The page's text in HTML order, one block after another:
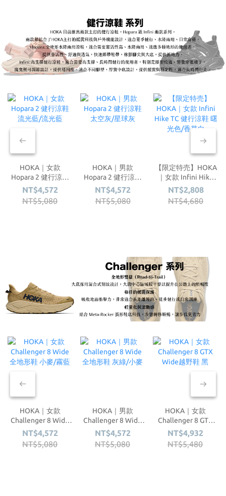
HOKA｜女款
Hopara 2 健行涼鞋
流光藍/流光藍
NT$4,572
NT$5,080
HOKA｜男款
Hopara 2 健行涼鞋
太空灰/星球灰
NT$4,572
NT$5,080
【限定特売】HOKA
｜女款 Infini Hike
TC 健行涼鞋 曙光色/
香草白
NT$2,808
NT$4,680
HOKA｜女款
Challenger 8 Wide
全地形鞋 小麥/霧藍
NT$4,572
NT$5,080
HOKA｜男款
Challenger 8 Wide
全地形鞋 灰綠/小麥
NT$4,572
NT$5,080
HOKA｜女款
Challenger 8 GTX
Wide越野鞋 黑
NT$4,932
NT$5,480